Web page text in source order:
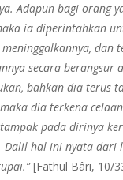
Adapun bagi orang
ia diperintahkan
dan
secara berangsur-
bahkan dia terus
dia terkena
pada dirinya
Dalil hal ini nyata dari
[Fathul Bâri, 10/